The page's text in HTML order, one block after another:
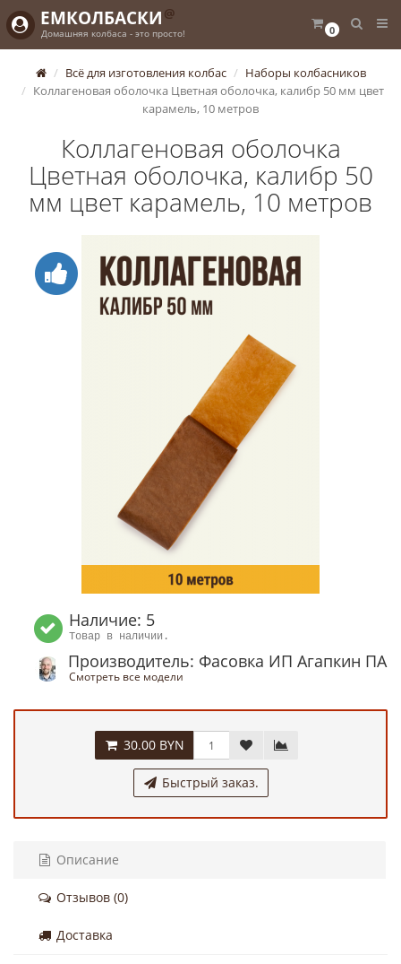
0
ЕМКОЛБАСКИ @
Домашняя колбаса - это просто!
Всё для изготовления колбас
Наборы колбасников
Коллагеновая оболочка Цветная оболочка, калибр 50 мм цвет
карамель, 10 метров
Коллагеновая оболочка
Цветная оболочка, калибр 50
мм цвет карамель, 10 метров
Наличие: 5
Товар в наличии.
Производитель: Фасовка ИП Агапкин ПА
Смотреть все модели
30.00 BYN
Быстрый заказ.
Описание
Отзывов (0)
Доставка